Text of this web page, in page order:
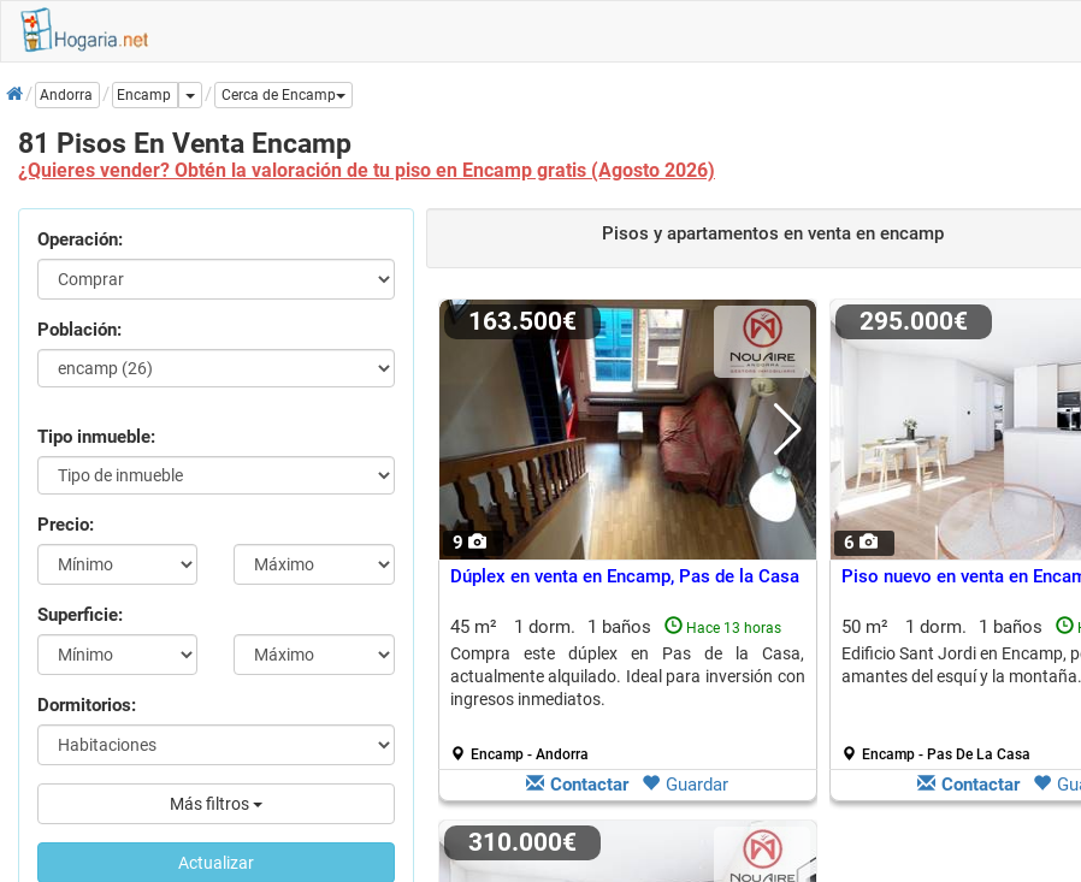
InicioAndorra Encamp Dropdown
Cerca de Encamp
81 Pisos En Venta Encamp
¿Quieres vender? Obtén la valoración de tu piso en Encamp gratis (Agosto 2026)
Operación:
Población:
Tipo inmueble:
Precio:
Superficie:
Dormitorios:
Más filtros
Actualizar
Pisos y apartamentos en venta en encamp
9
163.500€
Dúplex en venta en Encamp, Pas de la Casa
45 m² 1 dorm. 1 baños Hace 13 horas
Compra este dúplex en Pas de la Casa,
actualmente alquilado. Ideal para inversión con
ingresos inmediatos.
Encamp - Andorra
Contactar Guardar
6
295.000€
Piso nuevo en venta en
50 m² 1 dorm. 1 baños
Edificio Sant Jordi en Encamp,
amantes del esquí y la montaña.
Encamp - Pas De La Casa
Contactar
310.000€